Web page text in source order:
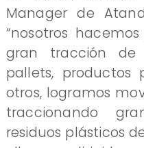
Manager de
“nosotros
gran tracción de
pallets, productos
otros, logramos
traccionando
residuos plásticos